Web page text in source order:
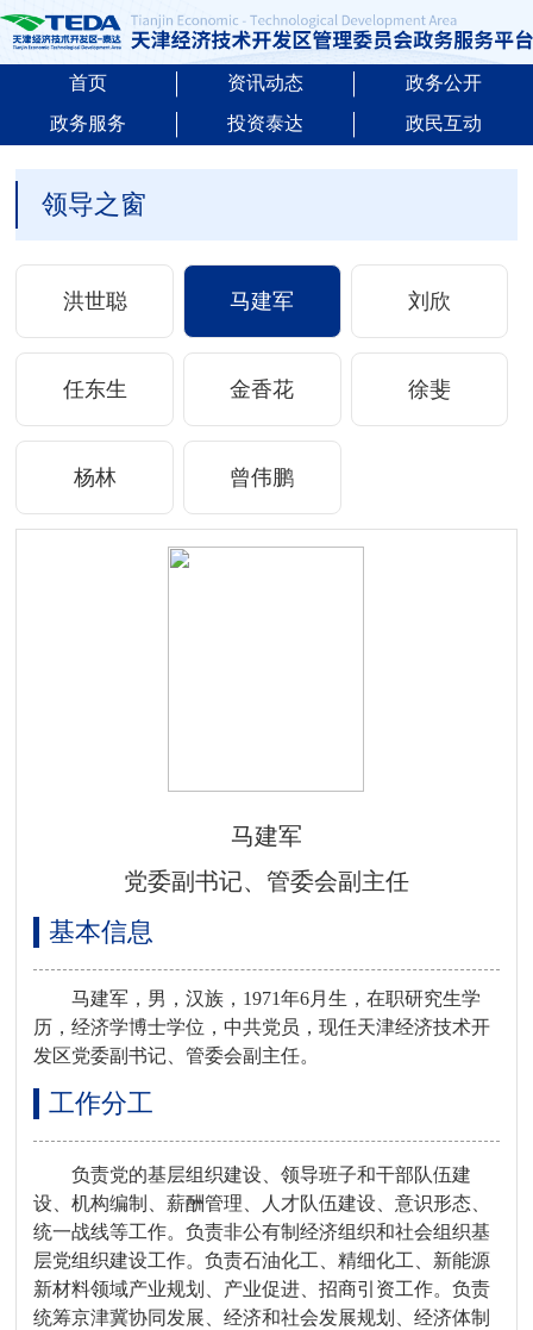
首页 资讯动态
政务公开
政务服务
投资泰达 政民互动
领导之窗
洪世聪 马建军 刘欣
任东生 金香花 徐斐
杨林 曾伟鹏
马建军
党委副书记、管委会副主任
基本信息
马建军，男，汉族，1971年6月生，在职研究生学
历，经济学博士学位，中共党员，现任天津经济技术开
发区党委副书记、管委会副主任。
工作分工
负责党的基层组织建设、领导班子和干部队伍建
设、机构编制、薪酬管理、人才队伍建设、意识形态、
统一战线等工作。负责非公有制经济组织和社会组织基
层党组织建设工作。负责石油化工、精细化工、新能源
新材料领域产业规划、产业促进、招商引资工作。负责
统筹京津冀协同发展、经济和社会发展规划、经济体制